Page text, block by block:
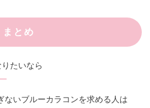
まとめ
たいなら
ないブルーカラコンを求める人は